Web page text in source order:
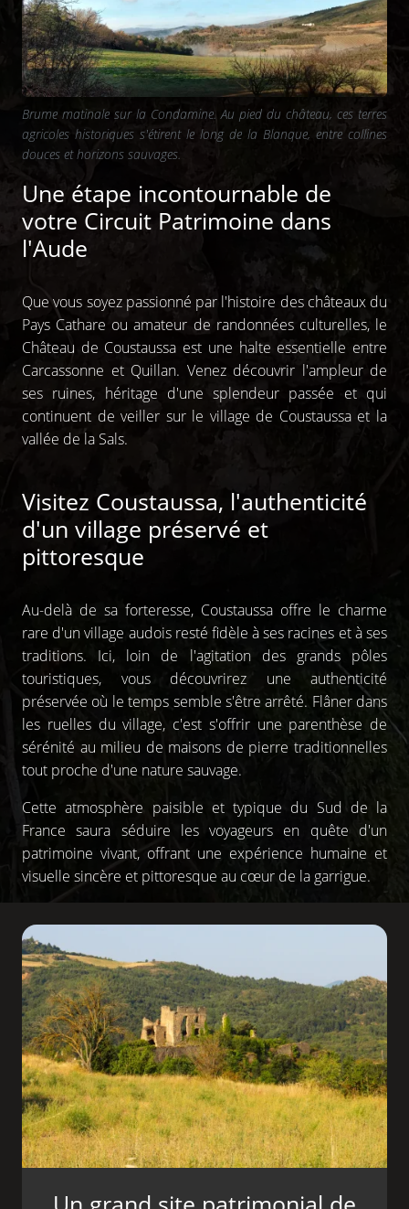
Brume matinale sur la Condamine. Au pied du château, ces terres
agricoles historiques s'étirent le long de la Blanque, entre collines
douces et horizons sauvages.
Une étape incontournable de
votre Circuit Patrimoine dans
l'Aude
Que vous soyez passionné par l'histoire des châteaux du
Pays Cathare ou amateur de randonnées culturelles, le
Château de Coustaussa est une halte essentielle entre
Carcassonne et Quillan. Venez découvrir l'ampleur de
ses ruines, héritage d'une splendeur passée et qui
continuent de veiller sur le village de Coustaussa et la
vallée de la Sals.
Visitez Coustaussa, l'authenticité
d'un village préservé et
pittoresque
Au-delà de sa forteresse, Coustaussa offre le charme
rare d'un village audois resté fidèle à ses racines et à ses
traditions. Ici, loin de l'agitation des grands pôles
touristiques, vous découvrirez une authenticité
préservée où le temps semble s'être arrêté. Flâner dans
les ruelles du village, c'est s'offrir une parenthèse de
sérénité au milieu de maisons de pierre traditionnelles
tout proche d'une nature sauvage.
Cette atmosphère paisible et typique du Sud de la
France saura séduire les voyageurs en quête d'un
patrimoine vivant, offrant une expérience humaine et
visuelle sincère et pittoresque au cœur de la garrigue.